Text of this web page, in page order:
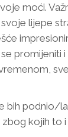
moći.
lijepe
promijeniti i
bih podnio/
zbog kojih to